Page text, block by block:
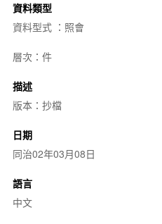
資料類型
資料型式 ：照會
層次：件
描述
版本：抄檔
日期
同治02年03月08日
語言
中文